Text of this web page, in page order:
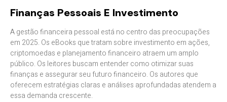
Finanças Pessoais E Investimento
A gestão financeira pessoal está no centro das preocupações
em 2025. Os eBooks que tratam sobre investimento em ações,
criptomoedas e planejamento financeiro atraem um amplo
público. Os leitores buscam entender como otimizar suas
finanças e assegurar seu futuro financeiro. Os autores que
oferecem estratégias claras e análises aprofundadas atendem a
essa demanda crescente.